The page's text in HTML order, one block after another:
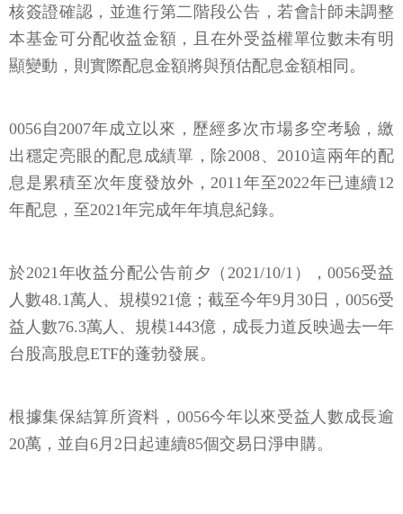
核簽證確認，並進行第二階段公告，若會計師未調整
本基金可分配收益金額，且在外受益權單位數未有明
顯變動，則實際配息金額將與預估配息金額相同。
0056自2007年成立以來，歷經多次市場多空考驗，繳
出穩定亮眼的配息成績單，除2008、2010這兩年的配
息是累積至次年度發放外，2011年至2022年已連續12
年配息，至2021年完成年年填息紀錄。
於2021年收益分配公告前夕（2021/10/1），0056受益
人數48.1萬人、規模921億；截至今年9月30日，0056受
益人數76.3萬人、規模1443億，成長力道反映過去一年
台股高股息ETF的蓬勃發展。
根據集保結算所資料，0056今年以來受益人數成長逾
20萬，並自6月2日起連續85個交易日淨申購。